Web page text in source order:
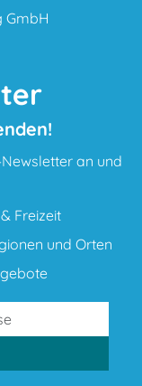
GmbH
an und
Freizeit
und Orten